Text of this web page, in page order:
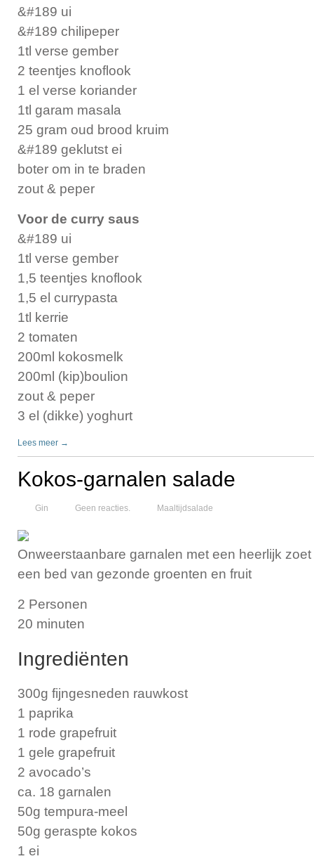
&#189 ui
&#189 chilipeper
1tl verse gember
2 teentjes knoflook
1 el verse koriander
1tl garam masala
25 gram oud brood kruim
&#189 geklutst ei
boter om in te braden
zout & peper
Voor de curry saus
&#189 ui
1tl verse gember
1,5 teentjes knoflook
1,5 el currypasta
1tl kerrie
2 tomaten
200ml kokosmelk
200ml (kip)boulion
zout & peper
3 el (dikke) yoghurt
Lees meer →
Kokos-garnalen salade
Gin Geen reacties. Maaltijdsalade
Onweerstaanbare garnalen met een heerlijk
een bed van gezonde groenten en fruit
2 Personen
20 minuten
Ingrediënten
300g fijngesneden rauwkost
1 paprika
1 rode grapefruit
1 gele grapefruit
2 avocado’s
ca. 18 garnalen
50g tempura-meel
50g geraspte kokos
1 ei